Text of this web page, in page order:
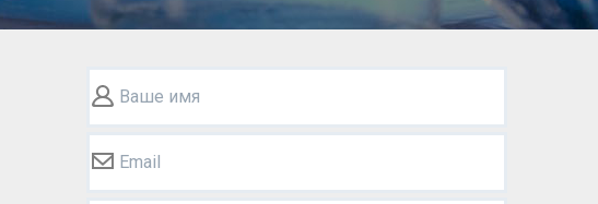
Ваше имя
Email